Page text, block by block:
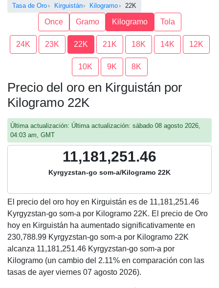
Tasa de Oro Kirguistán Kilogramo 22K
Once Gramo Kilogramo Tola
24K 23K 22K 21K 18K 14K 12K
10K 9K 8K
Precio del oro en Kirguistán por
Kilogramo 22K
Última actualización: Última actualización: sábado 08 agosto 2026,
04:03 am, GMT
11,181,251.46
Kyrgyzstan-go som-a/Kilogramo 22K
El precio del oro hoy en Kirguistán es de 11,181,251.46
Kyrgyzstan-go som-a por Kilogramo 22K. El precio de Oro
hoy en Kirguistán ha aumentado significativamente en
230,788.99 Kyrgyzstan-go som-a por Kilogramo 22K
alcanza 11,181,251.46 Kyrgyzstan-go som-a por
Kilogramo (un cambio del 2.11% en comparación con las
tasas de ayer viernes 07 agosto 2026).